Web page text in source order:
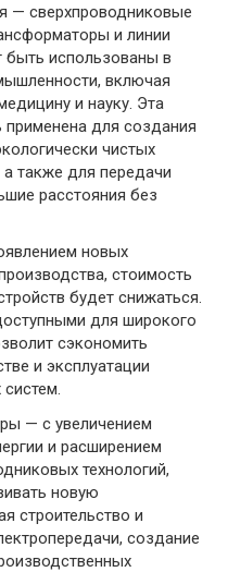
— сверхпроводниковые
и линии
быть использованы в
включая
и науку. Эта
для создания
чистых
а также для передачи
расстояния без
новых
стоимость
будет снижаться.
для широкого
сэкономить
и эксплуатации
систем.
— с увеличением
и расширением
технологий,
новую
строительство и
создание